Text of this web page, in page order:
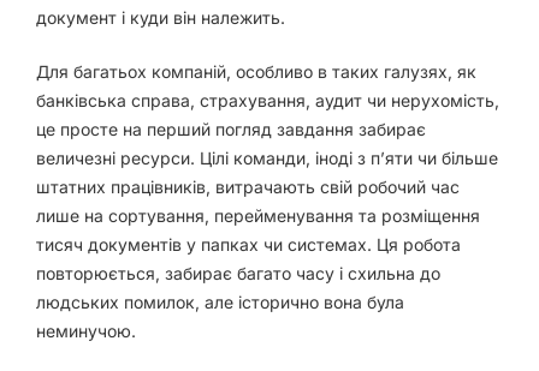
документ і куди він належить.
Для багатьох компаній, особливо в таких галузях, як
банківська справа, страхування, аудит чи нерухомість,
це просте на перший погляд завдання забирає
величезні ресурси. Цілі команди, іноді з п’яти чи більше
штатних працівників, витрачають свій робочий час
лише на сортування, перейменування та розміщення
тисяч документів у папках чи системах. Ця робота
повторюється, забирає багато часу і схильна до
людських помилок, але історично вона була
неминучою.